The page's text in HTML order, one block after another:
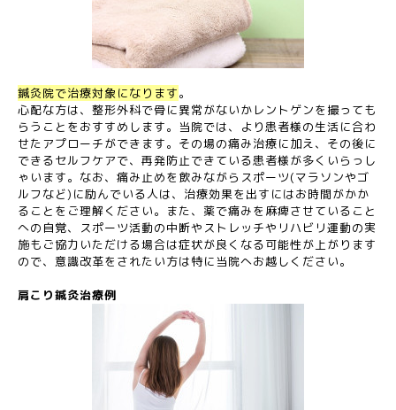
鍼灸院で治療対象になります。
心配な方は、整形外科で骨に異常がないかレントゲンを撮っても
らうことをおすすめします。当院では、より患者様の生活に合わ
せたアプローチができます。その場の痛み治療に加え、その後に
できるセルフケアで、再発防止できている患者様が多くいらっし
ゃいます。なお、痛み止めを飲みながらスポーツ(マラソンやゴ
ルフなど)に励んでいる人は、治療効果を出すにはお時間がかか
ることをご理解ください。また、薬で痛みを麻痺させていること
への自覚、スポーツ活動の中断やストレッチやリハビリ運動の実
施もご協力いただける場合は症状が良くなる可能性が上がります
ので、意識改革をされたい方は特に当院へお越しください。
肩こり鍼灸治療例